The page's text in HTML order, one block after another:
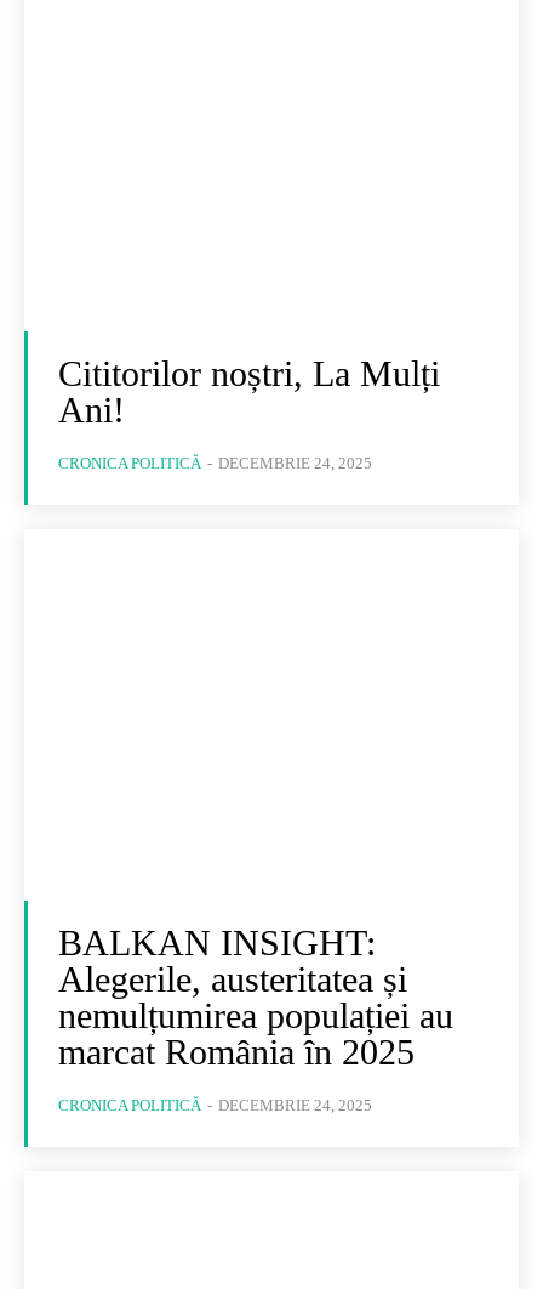
Cititorilor noștri, La Mulți
Ani!
CRONICA POLITICĂ - DECEMBRIE 24, 2025
BALKAN INSIGHT:
Alegerile, austeritatea și
nemulțumirea populației au
marcat România în 2025
CRONICA POLITICĂ - DECEMBRIE 24, 2025